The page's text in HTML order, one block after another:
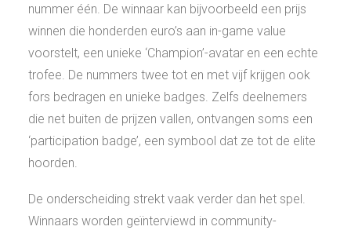
nummer één. De winnaar kan bijvoorbeeld een prijs
winnen die honderden euro’s aan in-game value
voorstelt, een unieke ‘Champion’-avatar en een echte
trofee. De nummers twee tot en met vijf krijgen ook
fors bedragen en unieke badges. Zelfs deelnemers
die net buiten de prijzen vallen, ontvangen soms een
‘participation badge’, een symbool dat ze tot de elite
hoorden.
De onderscheiding strekt vaak verder dan het spel.
Winnaars worden geïnterviewd in community-